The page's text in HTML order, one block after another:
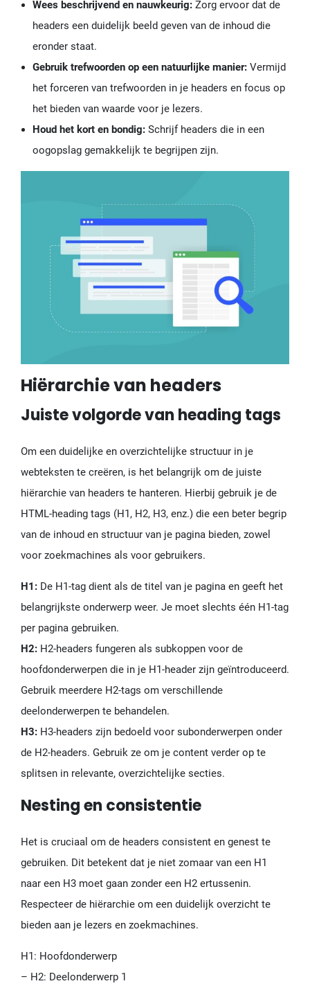
Wees beschrijvend en nauwkeurig:Zorg ervoor dat de
headers een duidelijk beeld geven van de inhoud die
eronder staat.
Gebruik trefwoorden op een natuurlijke manier:Vermijd
het forceren van trefwoorden in je headers en focus op
het bieden van waarde voor je lezers.
Houd het kort en bondig:Schrijf headers die in een
oogopslag gemakkelijk te begrijpen zijn.
Hiërarchie van headers
Juiste volgorde van heading tags
Om een duidelijke en overzichtelijke structuur in je
webteksten te creëren, is het belangrijk om de juiste
hiërarchie van headers te hanteren. Hierbij gebruik je de
HTML-heading tags (H1, H2, H3, enz.) die een beter begrip
van de inhoud en structuur van je pagina bieden, zowel
voor zoekmachines als voor gebruikers.
H1: De H1-tag dient als de titel van je pagina en geeft het
belangrijkste onderwerp weer. Je moet slechts één H1-tag
per pagina gebruiken.
H2: H2-headers fungeren als subkoppen voor de
hoofdonderwerpen die in je H1-header zijn geïntroduceerd.
Gebruik meerdere H2-tags om verschillende
deelonderwerpen te behandelen.
H3: H3-headers zijn bedoeld voor subonderwerpen onder
de H2-headers. Gebruik ze om je content verder op te
splitsen in relevante, overzichtelijke secties.
Nesting en consistentie
Het is cruciaal om de headers consistent en genest te
gebruiken. Dit betekent dat je niet zomaar van een H1
naar een H3 moet gaan zonder een H2 ertussenin.
Respecteer de hiërarchie om een duidelijk overzicht te
bieden aan je lezers en zoekmachines.
H1: Hoofdonderwerp
– H2: Deelonderwerp 1